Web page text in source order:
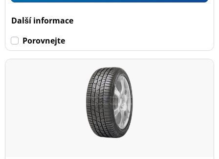
Další informace
Porovnejte